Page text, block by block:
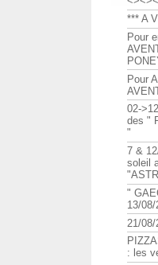
*** A
Pour
Pour
02-
des "
"
7 &
soleil
"
13/
21/
: les